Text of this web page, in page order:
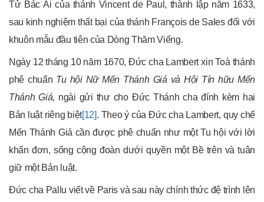
Tử Bác Ái của thánh Vincent de Paul, thành lập năm 1633,
sau kinh nghiệm thất bại của thánh François de Sales đối với
khuôn mẫu đầu tiên của Dòng Thăm Viếng.
Ngày 12 tháng 10 năm 1670, Đức cha Lambert xin Toà thánh
phê chuẩn Tu hội Nữ Mến Thánh Giá và Hội Tín hữu Mến
Thánh Giá, ngài gửi thư cho Đức Thánh cha đính kèm hai
Bản luật riêng biệt[12]. Theo ý của Đức cha Lambert, quy chế
Mến Thánh Giá cần được phê chuẩn như một Tu hội với lời
khấn đơn, sống cộng đoàn dưới quyền một Bề trên và tuân
giữ một Bản luật.
Đức cha Pallu viết về Paris và sau này chính thức đệ trình lên